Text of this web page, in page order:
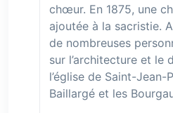
chœur. En 1875, une
ajoutée à la sacristie.
de nombreuses
sur l’architecture et le
l’église de Saint-
Baillargé et les